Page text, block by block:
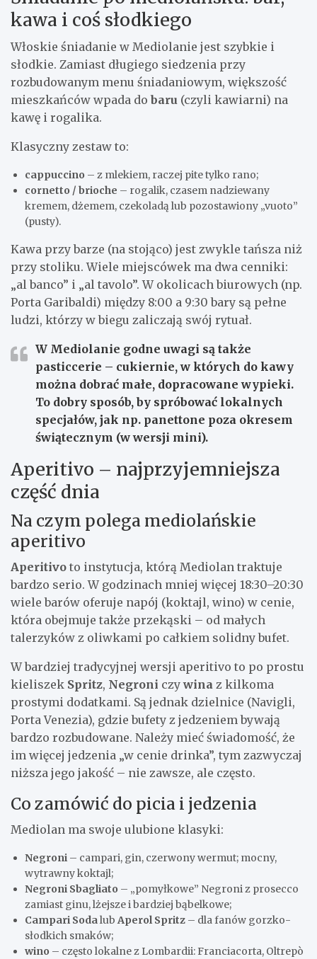
kawa i coś słodkiego
Włoskie śniadanie w Mediolanie jest szybkie i
słodkie. Zamiast długiego siedzenia przy
rozbudowanym menu śniadaniowym, większość
mieszkańców wpada do baru (czyli kawiarni) na
kawę i rogalika.
Klasyczny zestaw to:
cappuccino – z mlekiem, raczej pite tylko rano;
cornetto / brioche – rogalik, czasem nadziewany
kremem, dżemem, czekoladą lub pozostawiony „vuoto”
(pusty).
Kawa przy barze (na stojąco) jest zwykle tańsza niż
przy stoliku. Wiele miejscówek ma dwa cenniki:
„al banco” i „al tavolo”. W okolicach biurowych (np.
Porta Garibaldi) między 8:00 a 9:30 bary są pełne
ludzi, którzy w biegu zaliczają swój rytuał.
W Mediolanie godne uwagi są także
pasticcerie – cukiernie, w których do kawy
można dobrać małe, dopracowane wypieki.
To dobry sposób, by spróbować lokalnych
specjałów, jak np. panettone poza okresem
świątecznym (w wersji mini).
Aperitivo – najprzyjemniejsza
część dnia
Na czym polega mediolańskie
aperitivo
Aperitivo to instytucja, którą Mediolan traktuje
bardzo serio. W godzinach mniej więcej 18:30–20:30
wiele barów oferuje napój (koktajl, wino) w cenie,
która obejmuje także przekąski – od małych
talerzyków z oliwkami po całkiem solidny bufet.
W bardziej tradycyjnej wersji aperitivo to po prostu
kieliszek Spritz, Negroni czywina z kilkoma
prostymi dodatkami. Są jednak dzielnice (Navigli,
Porta Venezia), gdzie bufety z jedzeniem bywają
bardzo rozbudowane. Należy mieć świadomość, że
im więcej jedzenia „w cenie drinka”, tym zazwyczaj
niższa jego jakość – nie zawsze, ale często.
Co zamówić do picia i jedzenia
Mediolan ma swoje ulubione klasyki:
Negroni – campari, gin, czerwony wermut; mocny,
wytrawny koktajl;
Negroni Sbagliato – „pomyłkowe” Negroni z prosecco
zamiast ginu, lżejsze i bardziej bąbelkowe;
Campari SodalubAperol Spritz – dla fanów gorzko-
słodkich smaków;
wino – często lokalne z Lombardii: Franciacorta, Oltrepò